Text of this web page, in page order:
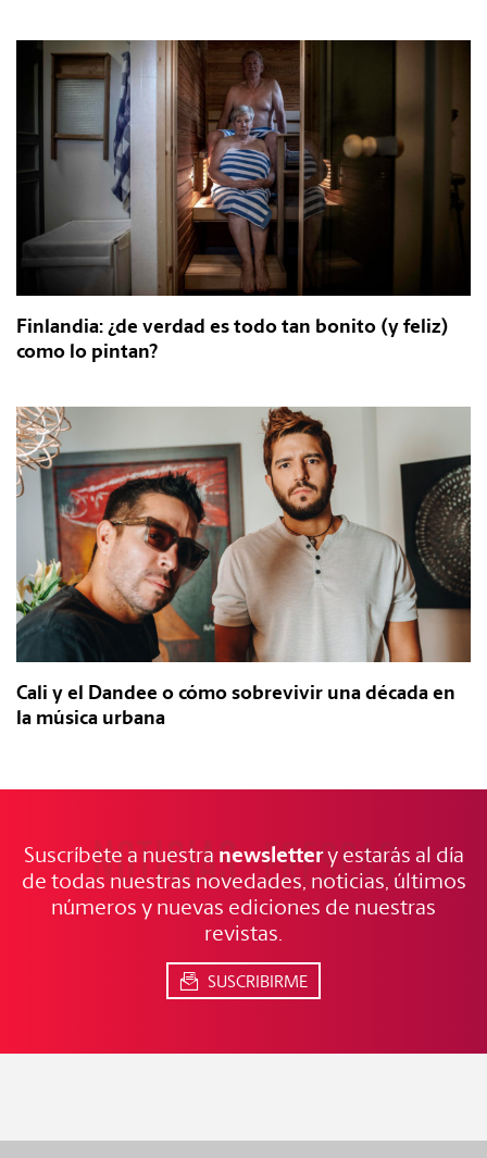
Finlandia: ¿de verdad es todo tan bonito (y feliz)
como lo pintan?
Cali y el Dandee o cómo sobrevivir una década en
la música urbana
NOTICIAS FRESCAS
Suscríbete a nuestra newslettery estarás al día
de todas nuestras novedades, noticias, últimos
números y nuevas ediciones de nuestras
revistas.
SUSCRIBIRME